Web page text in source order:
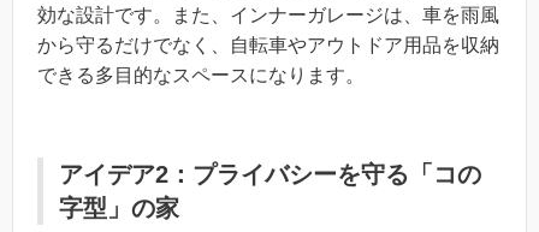
効な設計です。また、インナーガレージは、車を雨風
から守るだけでなく、自転車やアウトドア用品を収納
できる多目的なスペースになります。
アイデア2：プライバシーを守る「コの
字型」の家